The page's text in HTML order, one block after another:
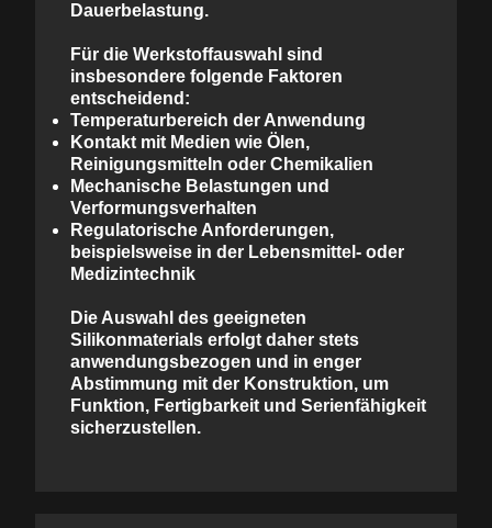
Dauerbelastung.
Für die Werkstoffauswahl sind
insbesondere folgende Faktoren
entscheidend:
Temperaturbereich der Anwendung
Kontakt mit Medien wie Ölen,
Reinigungsmitteln oder Chemikalien
Mechanische Belastungen und
Verformungsverhalten
Regulatorische Anforderungen,
beispielsweise in der Lebensmittel- oder
Medizintechnik
Die Auswahl des geeigneten
Silikonmaterials erfolgt daher stets
anwendungsbezogen und in enger
Abstimmung mit der Konstruktion, um
Funktion, Fertigbarkeit und Serienfähigkeit
sicherzustellen.